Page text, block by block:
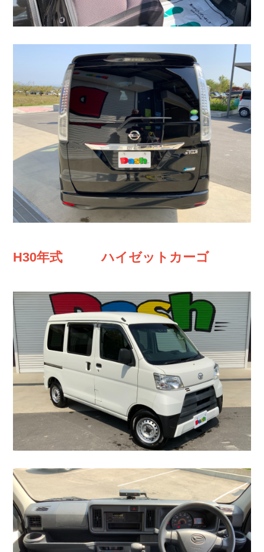
H30年式 ハイゼットカーゴ